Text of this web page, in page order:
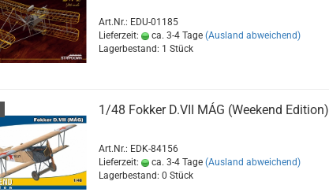
Art.Nr.: EDU-01185
Lieferzeit:
ca. 3-4 Tage (Ausland abweichend)
Lagerbestand: 1 Stück
1/48 Fokker D.VII MÁG (Weekend Edition)
Art.Nr.: EDK-84156
Lieferzeit:
ca. 3-4 Tage (Ausland abweichend)
Lagerbestand: 0 Stück